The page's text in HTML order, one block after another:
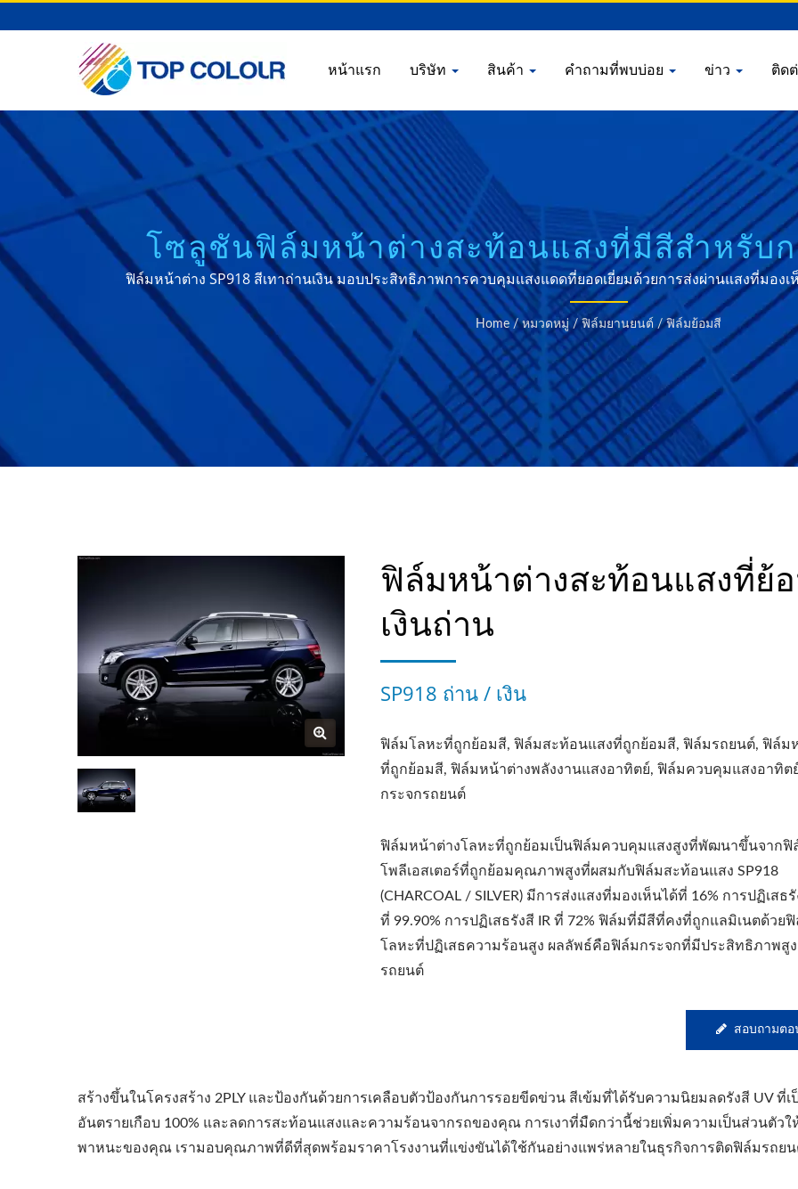
หน้าแรก บริษัท สินค้า คำถามที่พบบ่อย ข่าว ติด
โซลูชันฟิล์มหน้าต่างสะท้อนแสงที่มีสีสำหรับ
ฟิล์มหน้าต่าง SP918 สีเทาถ่านเงิน มอบประสิทธิภาพการควบคุมแสงแดดที่ยอดเยี่ยมด้วยการส่งผ่านแสงที่มองเ
อินฟราเรด 72% - ออกแบบมาสำหรับการติดฟิล์มรถยนต์ระดับมืออาชีพ
Home / หมวดหมู่ / ฟิล์มยานยนต์ / ฟิล์มย้อมสี
ฟิล์มหน้าต่างสะท้อนแสงที่ย้
เงินถ่าน
SP918 ถ่าน / เงิน
ฟิล์มโลหะที่ถูกย้อมสี, ฟิล์มสะท้อนแสงที่ถูกย้อมสี, ฟิล์มรถยนต์, ฟิล์ม
ที่ถูกย้อมสี, ฟิล์มหน้าต่างพลังงานแสงอาทิตย์, ฟิล์มควบคุมแสงอาทิต
กระจกรถยนต์
ฟิล์มหน้าต่างโลหะที่ถูกย้อมเป็นฟิล์มควบคุมแสงสูงที่พัฒนาขึ้นจากฟิ
โพลีเอสเตอร์ที่ถูกย้อมคุณภาพสูงที่ผสมกับฟิล์มสะท้อนแสง SP918
(CHARCOAL / SILVER) มีการส่งแสงที่มองเห็นได้ที่ 16% การปฏิเสธ
ที่ 99.90% การปฏิเสธรังสี IR ที่ 72% ฟิล์มที่มีสีที่คงที่ถูกแลมิเนตด้วยฟิ
โลหะที่ปฏิเสธความร้อนสูง ผลลัพธ์คือฟิล์มกระจกที่มีประสิทธิภาพสู
รถยนต์
สอบถามต
สร้างขึ้นในโครงสร้าง 2PLY และป้องกันด้วยการเคลือบตัวป้องกันการรอยขีดข่วน สีเข้มที่ได้รับความนิยมลดรังสี UV ที่เ
อันตรายเกือบ 100% และลดการสะท้อนแสงและความร้อนจากรถของคุณ การเงาที่มืดกว่านี้ช่วยเพิ่มความเป็นส่วนตัวใ
พาหนะของคุณ เรามอบคุณภาพที่ดีที่สุดพร้อมราคาโรงงานที่แข่งขันได้ใช้กันอย่างแพร่หลายในธุรกิจการติดฟิล์มรถย